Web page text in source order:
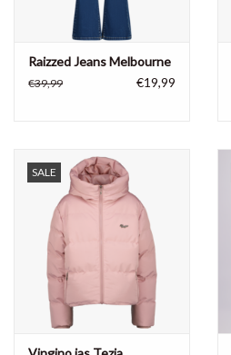
Raizzed Jeans Melbourne
€39,99 €19,99
SALE